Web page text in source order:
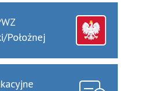
Położnej